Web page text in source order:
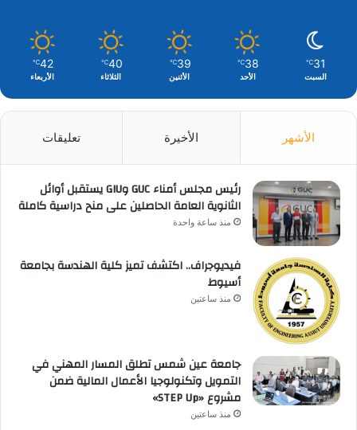
31
℃
السبت
38
℃
الأحد
39
℃
الأثنين
40
℃
الثلاثاء
42
℃
الأربعاء
الأشهر الأخيرة تعليقات
رئيس مجلس أمناء GUC وGIU يستقبل أوائل
الثانوية العامة الحاصلين على منح دراسية كاملة
منذ ساعة واحدة
فيديوجراف.. اكتشف تميز كلية الهندسة بجامعة
أسيوط
منذ ساعتين
جامعة عين شمس تطلق المسار المهني في
التمويل وتكنولوجيا الأعمال المالية ضمن
مشروع «STEP Up»
منذ ساعتين